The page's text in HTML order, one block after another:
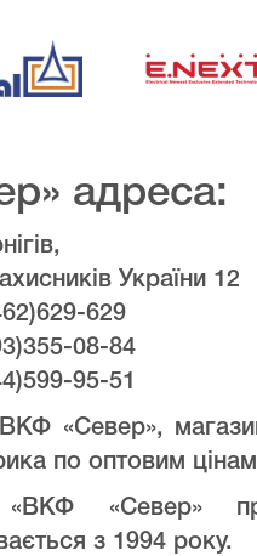
адреса:
України 12
629
08-84
95-51
«Север»,
по оптовим
«Север»
з 1994 року.